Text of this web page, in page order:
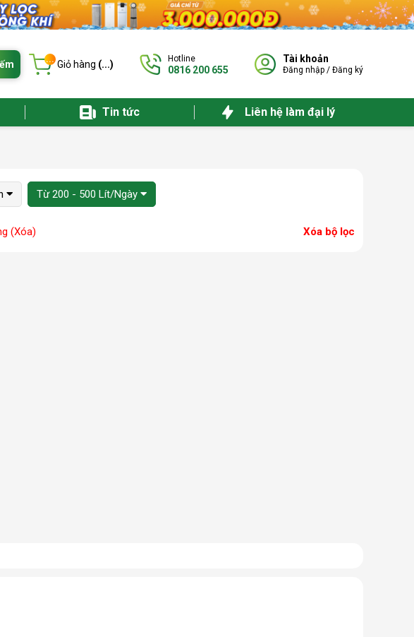
... Giỏ hàng (...) Hotline
0816 200 655
Tài khoản
Đăng nhập / Đăng ký
Tin tức Liên hệ làm đại lý
Từ 200 - 500 Lít/Ngày
(Xóa) Xóa bộ lọc